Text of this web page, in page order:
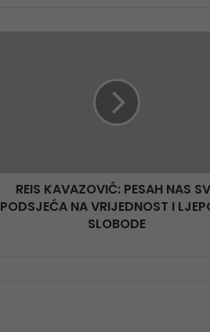
REIS KAVAZOVIĆ: PESAH NAS
PODSJEĆA NA VRIJEDNOST I
SLOBODE